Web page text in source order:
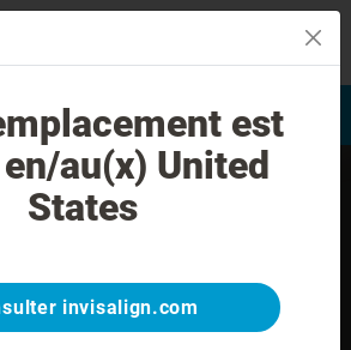
Trouver un praticien
est
au(x) United
States
invisalign.com